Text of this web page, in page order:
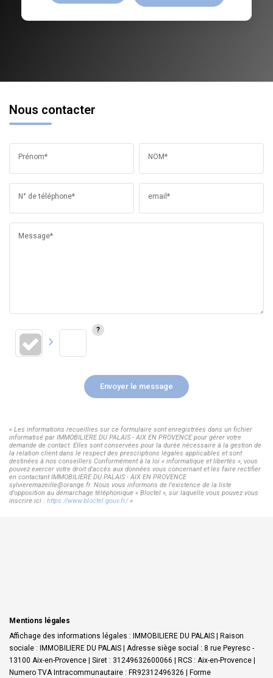
Nous contacter
Prénom* NOM*
N° de téléphone* email*
Message*
Envoyer le message
« Les informations recueillies sur ce formulaire sont enregistrées dans un fichier
informatisé par IMMOBILIERE DU PALAIS - AIX EN PROVENCE pour gérer votre
demande de contact. Elles sont conservées pour la durée nécessaire à la gestion de
la relation client dans le respect des prescriptions légales applicables et sont
destinées à nos conseillers Conformément à la loi « informatique et libertés », vous
pouvez exercer votre droit d'accès aux données vous concernant et les faire rectifier
en contactant IMMOBILIERE DU PALAIS - AIX EN PROVENCE
sylvieremazeille@orange.fr. Nous vous informons de l'existence de la liste
d'opposition au démarchage téléphonique « Bloctel », sur laquelle vous pouvez vous
inscrire ici : https://www.bloctel.gouv.fr/»
Mentions légales
Affichage des informations légales : IMMOBILIERE DU PALAIS | Raison
sociale : IMMOBILIERE DU PALAIS | Adresse siège social : 8 rue Peyresc -
13100 Aix-en-Provence | Siret : 31249632600066 | RCS : Aix-en-Provence |
Numero TVA Intracommunautaire : FR92312496326 | Forme